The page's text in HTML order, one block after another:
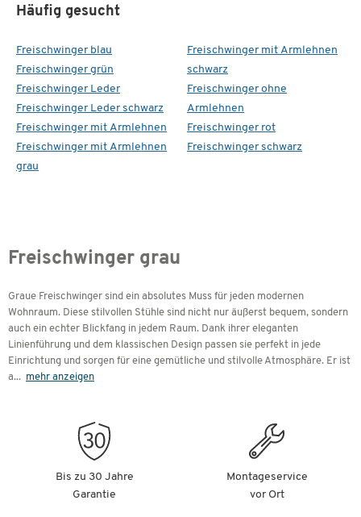
Häufig gesucht
Freischwinger blau
Freischwinger grün
Freischwinger Leder
Freischwinger Leder schwarz
Freischwinger mit Armlehnen
Freischwinger mit Armlehnen
grau
Freischwinger mit Armlehnen
schwarz
Freischwinger ohne
Armlehnen
Freischwinger rot
Freischwinger schwarz
Freischwinger grau
Graue Freischwinger sind ein absolutes Muss für jeden modernen
Wohnraum. Diese stilvollen Stühle sind nicht nur äußerst bequem, sondern
auch ein echter Blickfang in jedem Raum. Dank ihrer eleganten
Linienführung und dem klassischen Design passen sie perfekt in jede
Einrichtung und sorgen für eine gemütliche und stilvolle Atmosphäre. Er ist
a... mehr anzeigen
Bis zu 30 Jahre
Garantie
Montageservice
vor Ort